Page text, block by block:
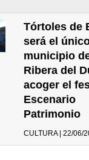
Tórtoles de
será el
municipio
Ribera del
acoger el
Escenario
Patrimonio
CULTURA | 22/06/